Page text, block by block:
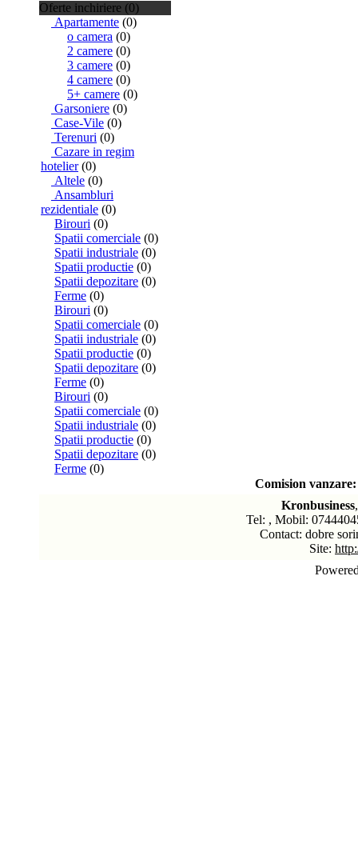
Oferte inchiriere (0)
Apartamente (0)
o camera (0)
2 camere (0)
3 camere (0)
4 camere (0)
5+ camere (0)
Garsoniere (0)
Case-Vile (0)
Terenuri (0)
Cazare in regim
hotelier(0)
Altele (0)
Ansambluri
rezidentiale (0)
Birouri (0)
Spatii comerciale (0)
Spatii industriale (0)
Spatii productie (0)
Spatii depozitare (0)
Ferme (0)
Birouri (0)
Spatii comerciale (0)
Spatii industriale (0)
Spatii productie (0)
Spatii depozitare (0)
Ferme (0)
Birouri (0)
Spatii comerciale (0)
Spatii industriale (0)
Spatii productie (0)
Spatii depozitare (0)
Ferme (0)
Comision
Kronbusiness
Tel: , Mobil:
Contact: dobre
Site: